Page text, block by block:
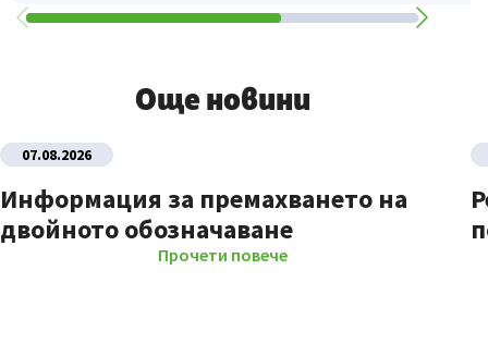
Още новини
07.08.2026
Информация за премахването на
двойното обозначаване
Прочети повече